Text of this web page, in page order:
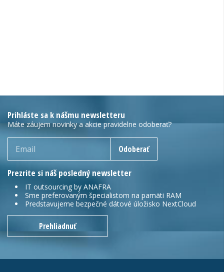
Prihláste sa k nášmu newsletteru
Máte záujem novinky a akcie pravidelne odoberať?
Odoberať
Prezrite si náš posledný newsletter
IT outsourcing by ANAFRA
Sme preferovaným špecialistom na pamäti RAM
Predstavujeme bezpečné dátové úložisko NextCloud
Prehliadnuť